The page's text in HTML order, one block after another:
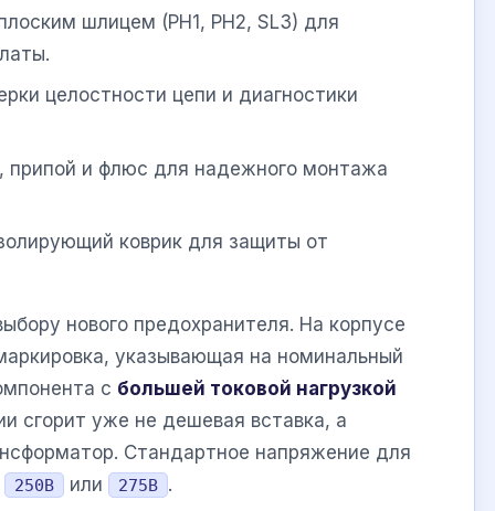
шлицем (PH1, PH2, SL3) для
целостности цепи и диагностики
припой и флюс для надежного монтажа
коврик для защиты от
нового предохранителя. На корпусе
указывающая на номинальный
с большей токовой нагрузкой
сгорит уже не дешевая вставка, а
Стандартное напряжение для
250В или 275В .